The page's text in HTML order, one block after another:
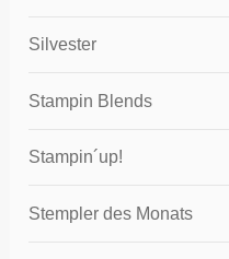
Silvester
Stampin Blends
Stampin´up!
Stempler des Monats